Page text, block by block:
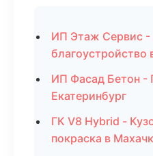
ИП Этаж Сервис -
благоустройство
ИП Фасад Бетон -
Екатеринбург
ГК V8 Hybrid -
покраска в